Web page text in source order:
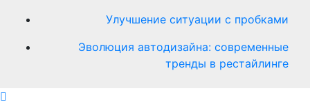
Улучшение ситуации с пробками
Эволюция автодизайна: современные
тренды в рестайлинге